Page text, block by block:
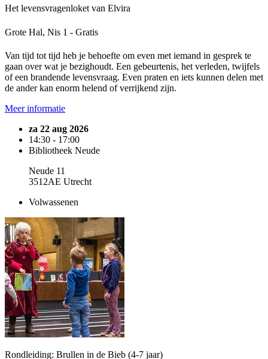
Het levensvragenloket van Elvira
Grote Hal, Nis 1 - Gratis
Van tijd tot tijd heb je behoefte om even met iemand in gesprek te
gaan over wat je bezighoudt. Een gebeurtenis, het verleden, twijfels
of een brandende levensvraag. Even praten en iets kunnen delen met
de ander kan enorm helend of verrijkend zijn.
Meer informatie
za 22 aug 2026
14:30 - 17:00
Bibliotheek Neude
Neude 11
3512AE Utrecht
Volwassenen
Rondleiding: Brullen in de Bieb (4-7 jaar)